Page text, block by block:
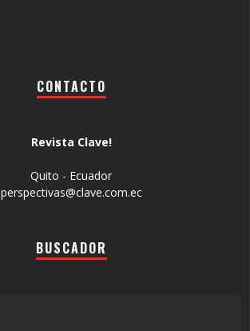
CONTACTO
Revista Clave!
Quito - Ecuador
perspectivas@clave.com.ec
BUSCADOR